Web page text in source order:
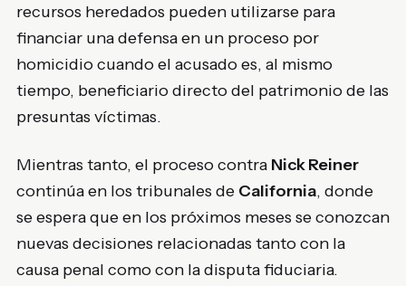
recursos heredados pueden utilizarse para
financiar una defensa en un proceso por
homicidio cuando el acusado es, al mismo
tiempo, beneficiario directo del patrimonio de las
presuntas víctimas.
Mientras tanto, el proceso contra Nick Reiner
continúa en los tribunales de California, donde
se espera que en los próximos meses se conozcan
nuevas decisiones relacionadas tanto con la
causa penal como con la disputa fiduciaria.